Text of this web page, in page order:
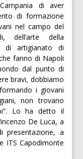
di aver
di formazione
nel campo del
dell’arte della
di artigianato di
fanno di Napoli
dal punto di
bravi, dobbiamo
i giovani
non trovano
Lo ha detto il
De Luca, a
presentazione, a
ITS Capodimonte